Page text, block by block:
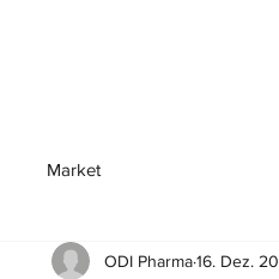
Market
ODI Pharma16. Dez.